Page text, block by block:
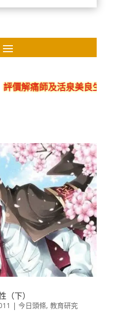
評價解痛師及活泉美良生館的
下）
| 今日頭條, 教育研究